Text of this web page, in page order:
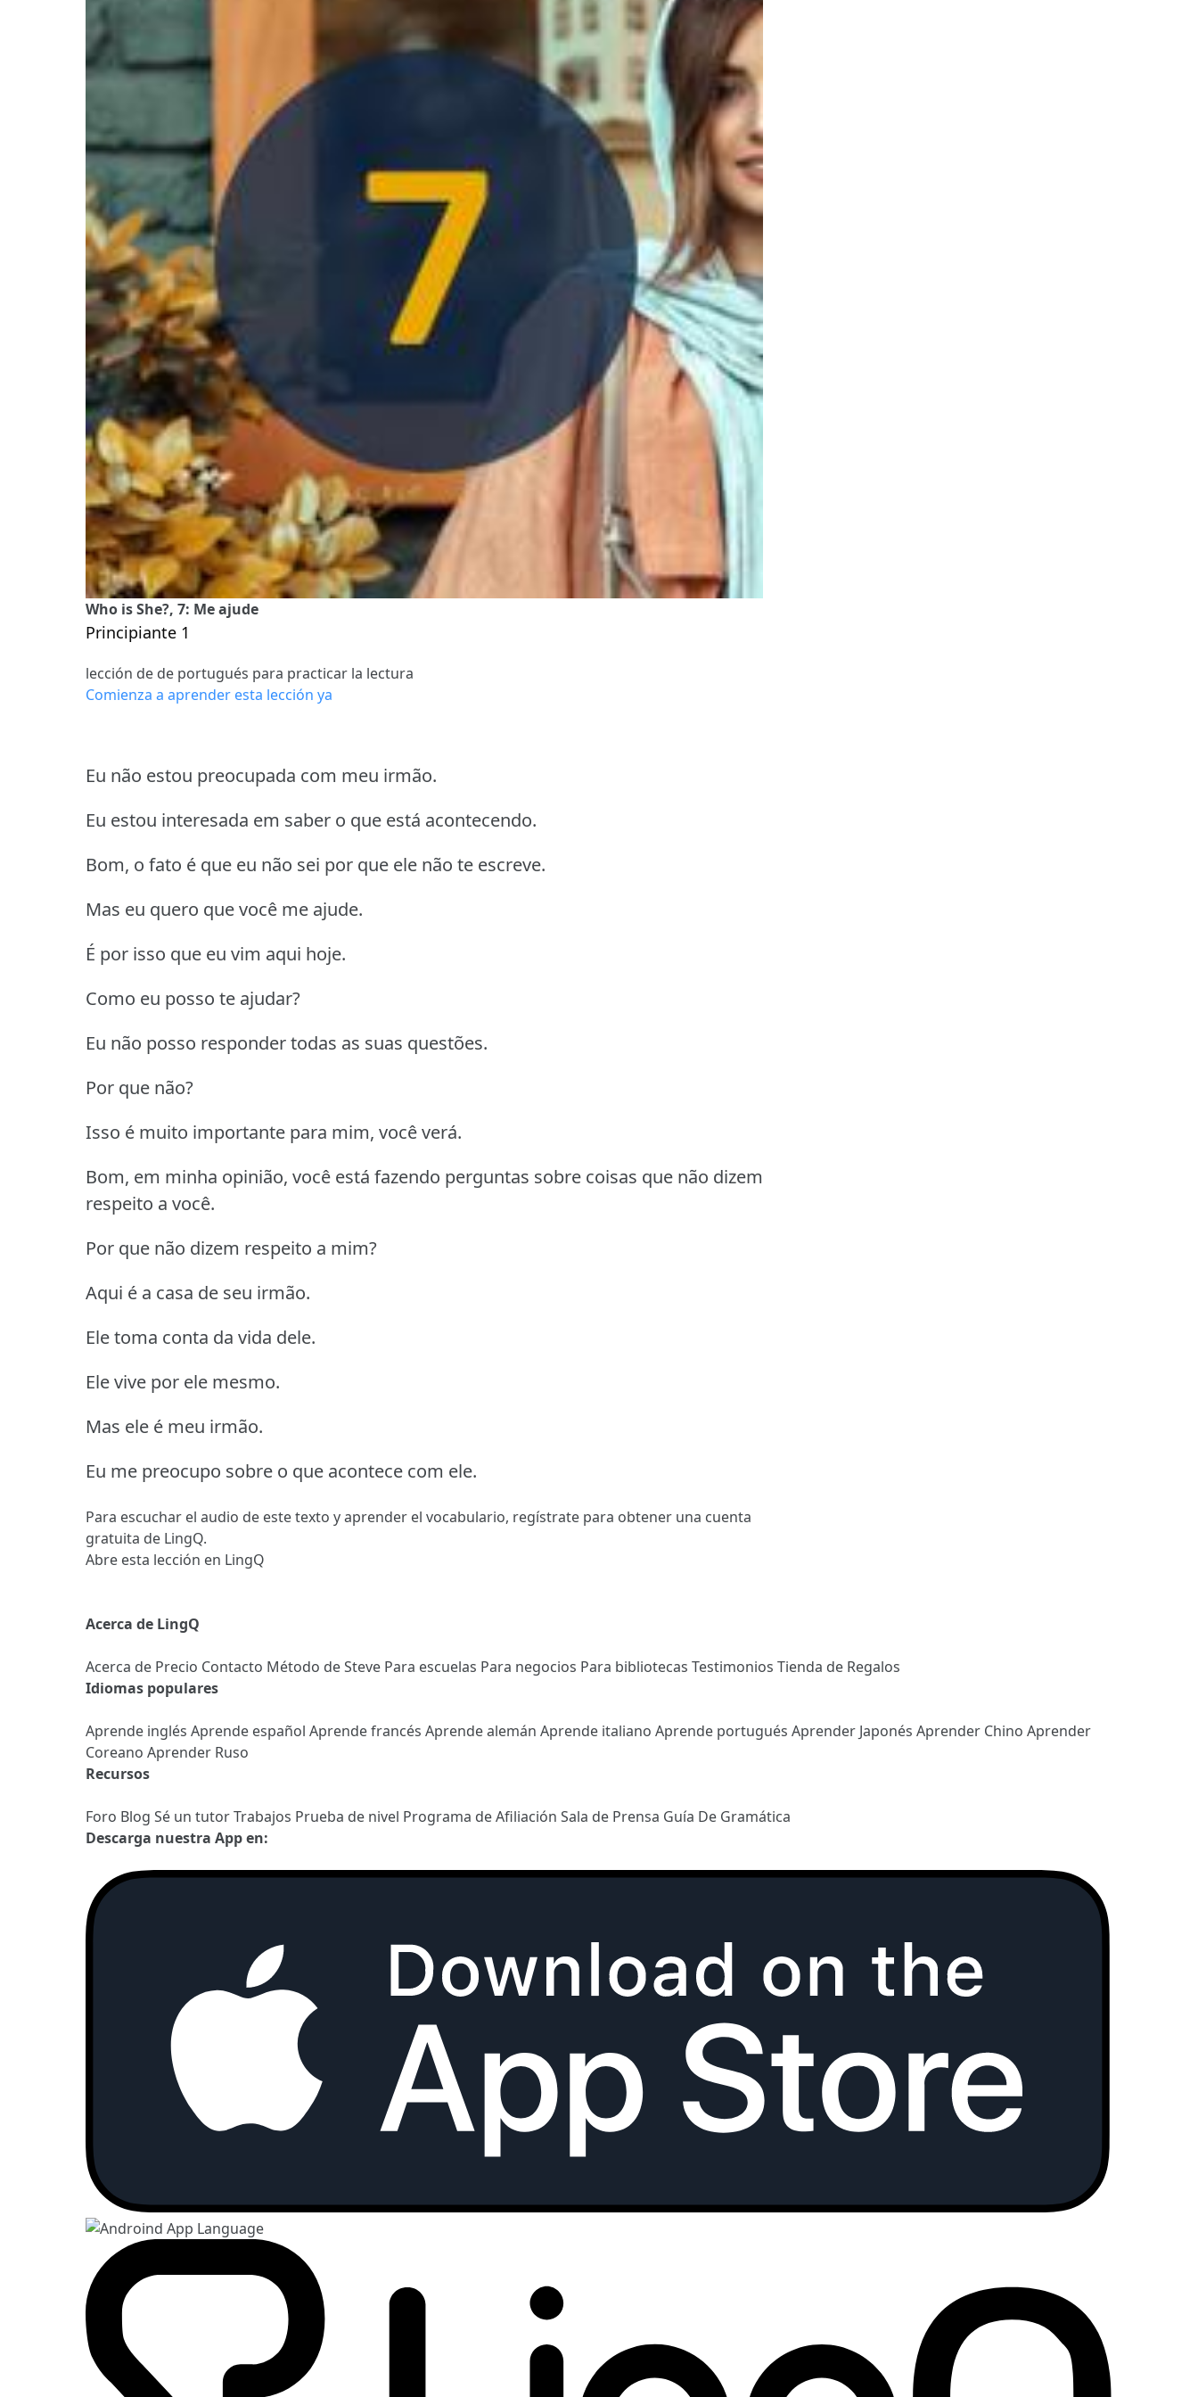
Who is She?, 7: Me ajude
Principiante 1
lección de de portugués para practicar la lectura
Comienza a aprender esta lección ya
Eu não estou preocupada com meu irmão.
Eu estou interesada em saber o que está acontecendo.
Bom, o fato é que eu não sei por que ele não te escreve.
Mas eu quero que você me ajude.
É por isso que eu vim aqui hoje.
Como eu posso te ajudar?
Eu não posso responder todas as suas questões.
Por que não?
Isso é muito importante para mim, você verá.
Bom, em minha opinião, você está fazendo perguntas sobre coisas que não dizem
respeito a você.
Por que não dizem respeito a mim?
Aqui é a casa de seu irmão.
Ele toma conta da vida dele.
Ele vive por ele mesmo.
Mas ele é meu irmão.
Eu me preocupo sobre o que acontece com ele.
Para escuchar el audio de este texto y aprender el vocabulario, regístrate para obtener una cuenta
gratuita de LingQ.
Abre esta lección en LingQ
Acerca de LingQ
Acerca de Precio Contacto Método de Steve Para escuelas Para negocios Para bibliotecas Testimonios Tienda de Regalos
Idiomas populares
Aprende inglés Aprende español Aprende francés Aprende alemán Aprende italiano Aprende portugués Aprender Japonés Aprender Chino Aprender
Coreano Aprender Ruso
Recursos
Foro Blog Sé un tutorTrabajos Prueba de nivel Programa de Afiliación Sala de Prensa Guía De Gramática
Descarga nuestra App en: